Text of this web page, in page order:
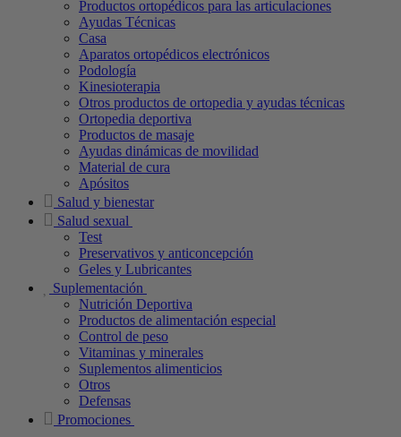
Productos ortopédicos para las articulaciones
Ayudas Técnicas
Casa
Aparatos ortopédicos electrónicos
Podología
Kinesioterapia
Otros productos de ortopedia y ayudas técnicas
Ortopedia deportiva
Productos de masaje
Ayudas dinámicas de movilidad
Material de cura
Apósitos
Salud y bienestar
Salud sexual
Test
Preservativos y anticoncepción
Geles y Lubricantes
Suplementación
Nutrición Deportiva
Productos de alimentación especial
Control de peso
Vitaminas y minerales
Suplementos alimenticios
Otros
Defensas
Promociones